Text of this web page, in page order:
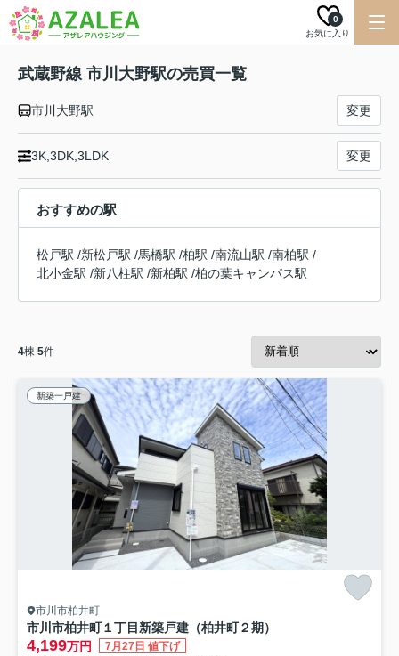
お気に入り
0
武蔵野線 市川大野駅の売買一覧
市川大野駅 変更
3K,3DK,3LDK 変更
おすすめの駅
松戸駅 /新松戸駅 /馬橋駅 /柏駅 /南流山駅 /南柏駅 /
北小金駅 /新八柱駅 /新柏駅 /柏の葉キャンパス駅
4棟 5件
新築一戸建
市川市柏井町
市川市柏井町１丁目新築戸建（柏井町２期）
4,199万円 7月27日 値下げ